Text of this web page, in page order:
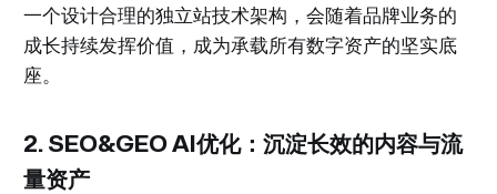
一个设计合理的独立站技术架构，会随着品牌业务的
成长持续发挥价值，成为承载所有数字资产的坚实底
座。
2. SEO&GEO AI优化：沉淀长效的内容与流
量资产